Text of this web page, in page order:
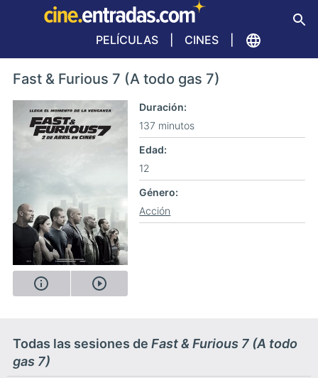
PELÍCULAS CINES
Fast & Furious 7 (A todo gas 7)
Duración
137 minutos
Edad
12
Género
Acción
Todas las sesiones de Fast & Furious 7 (A todo
gas 7)